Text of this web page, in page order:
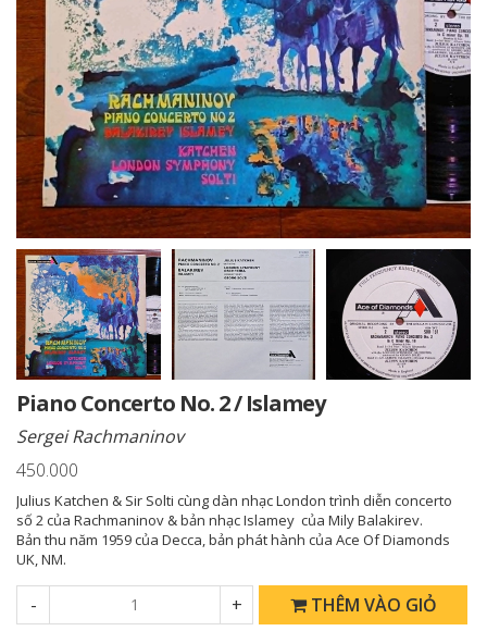
Piano Concerto No. 2 / Islamey
Sergei Rachmaninov
450.000
Julius Katchen & Sir Solti cùng dàn nhạc London trình diễn concerto
số 2 của Rachmaninov & bản nhạc Islamey của Mily Balakirev.
Bản thu năm 1959 của Decca, bản phát hành của Ace Of Diamonds
UK, NM.
+
- THÊM VÀO GIỎ